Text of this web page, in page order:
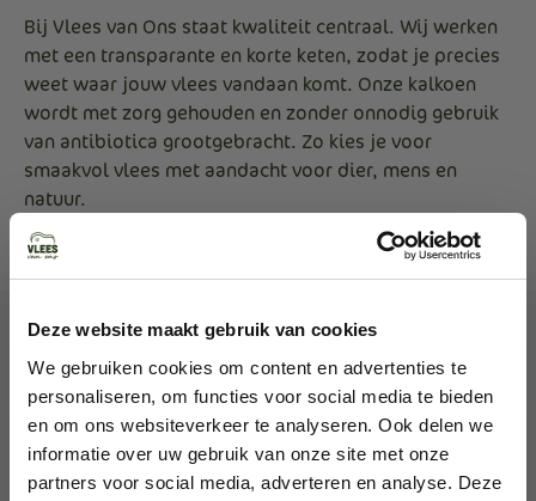
Deze website maakt gebruik van cookies
We gebruiken cookies om content en advertenties te
personaliseren, om functies voor social media te bieden
en om ons websiteverkeer te analyseren. Ook delen we
informatie over uw gebruik van onze site met onze
partners voor social media, adverteren en analyse. Deze
Bij Vlees van Ons staat kwaliteit centraal. Wij werken
met een transparante en korte keten, zodat je precies
weet waar jouw vlees vandaan komt. Onze kalkoen
wordt met zorg gehouden en zonder onnodig gebruik
van antibiotica grootgebracht. Zo kies je voor
smaakvol vlees met aandacht voor dier, mens en
natuur.
Gerelateerde producten